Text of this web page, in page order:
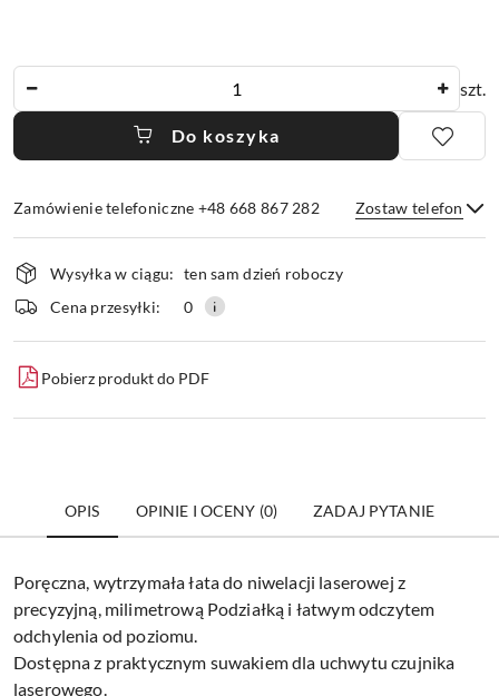
szt.
Do koszyka
Zamówienie telefoniczne +48 668 867 282 Zostaw telefon
Wyślij
Dostępność
i
dostawa
Wysyłka w ciągu: ten sam dzień roboczy
Cena przesyłki:
0
Pobierz produkt do PDF
OPIS OPINIE I OCENY (0) ZADAJ PYTANIE
Poręczna, wytrzymała łata do niwelacji laserowej z
precyzyjną, milimetrową Podziałką i łatwym odczytem
odchylenia od poziomu.
Dostępna z praktycznym suwakiem dla uchwytu czujnika
laserowego.